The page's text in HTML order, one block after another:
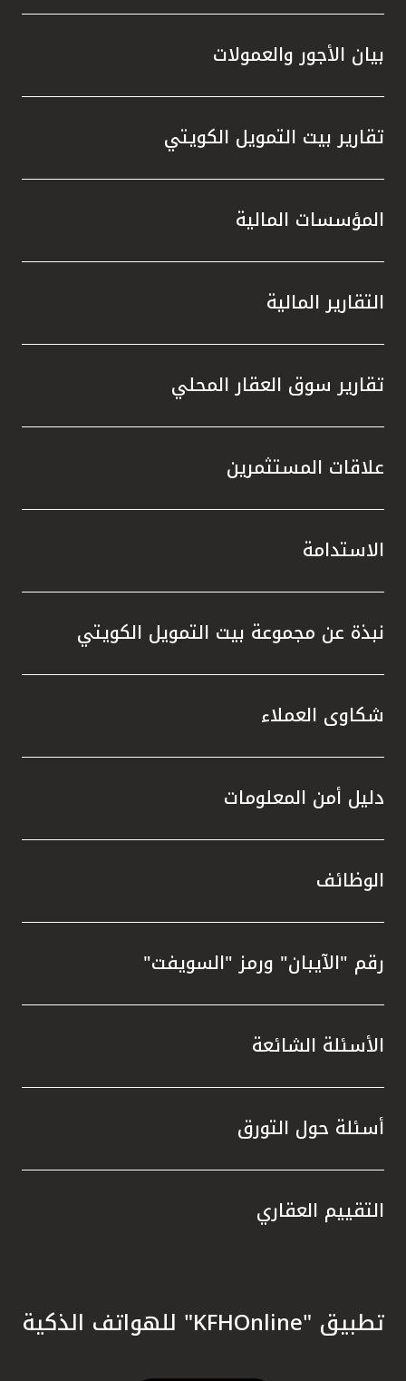
بيان الأجور والعمولات
تقارير بيت التمويل الكويتي
المؤسسات المالية
التقارير المالية
تقارير سوق العقار المحلي
علاقات المستثمرين
الاستدامة
نبذة عن مجموعة بيت التمويل الكويتي
شكاوى العملاء
دليل أمن المعلومات
الوظائف
رقم "الآيبان" ورمز "السويفت"
الأسئلة الشائعة
أسئلة حول التورق
التقييم العقاري
تطبيق "KFHOnline" للهواتف الذكية